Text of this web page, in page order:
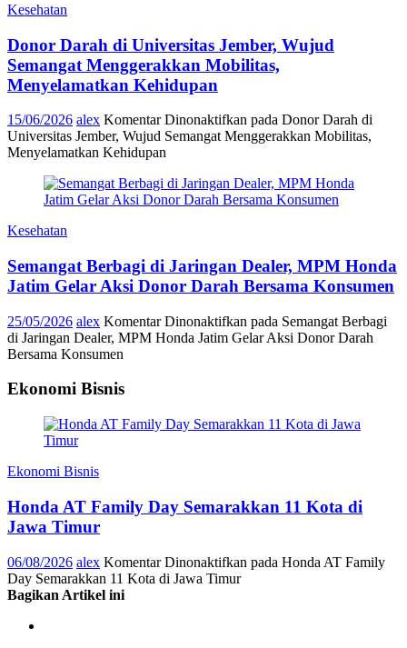
Kesehatan
Donor Darah di Universitas Jember, Wujud
Semangat Menggerakkan Mobilitas,
Menyelamatkan Kehidupan
15/06/2026 alex Komentar Dinonaktifkan pada Donor Darah di
Universitas Jember, Wujud Semangat Menggerakkan Mobilitas,
Menyelamatkan Kehidupan
Kesehatan
Semangat Berbagi di Jaringan Dealer, MPM Honda
Jatim Gelar Aksi Donor Darah Bersama Konsumen
25/05/2026 alex Komentar Dinonaktifkan pada Semangat Berbagi
di Jaringan Dealer, MPM Honda Jatim Gelar Aksi Donor Darah
Bersama Konsumen
Ekonomi Bisnis
Ekonomi Bisnis
Honda AT Family Day Semarakkan 11 Kota di
Jawa Timur
06/08/2026 alex Komentar Dinonaktifkan pada Honda AT Family
Day Semarakkan 11 Kota di Jawa Timur
Bagikan Artikel ini